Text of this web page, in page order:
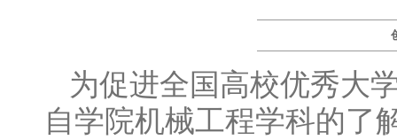
为促进全国高校优秀大
自学院机械工程学科的了